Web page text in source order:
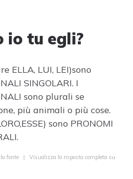
io tu egli?
ELLA, LUI, LEI)sono
SINGOLARI. I
sono plurali se
più animali o più cose.
sono PRONOMI
fonte | Visualizza la risposta completa su